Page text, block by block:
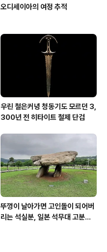
오디세이아의 여정 추적
우린 철은커녕 청동기도 모르던 3,
300년 전 히타이트 철제 단검
뚜껑이 날아가면 고인돌이 되어버
리는 석실분, 일본 석무대 고분의